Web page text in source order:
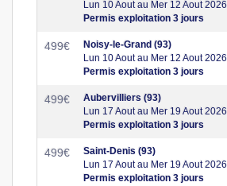
Lun 10 Aout au Mer 12 Aout 2026
Permis exploitation 3 jours
499€
Noisy-le-Grand (93)
Lun 10 Aout au Mer 12 Aout 2026
Permis exploitation 3 jours
499€
Aubervilliers (93)
Lun 17 Aout au Mer 19 Aout 2026
Permis exploitation 3 jours
499€
Saint-Denis (93)
Lun 17 Aout au Mer 19 Aout 2026
Permis exploitation 3 jours